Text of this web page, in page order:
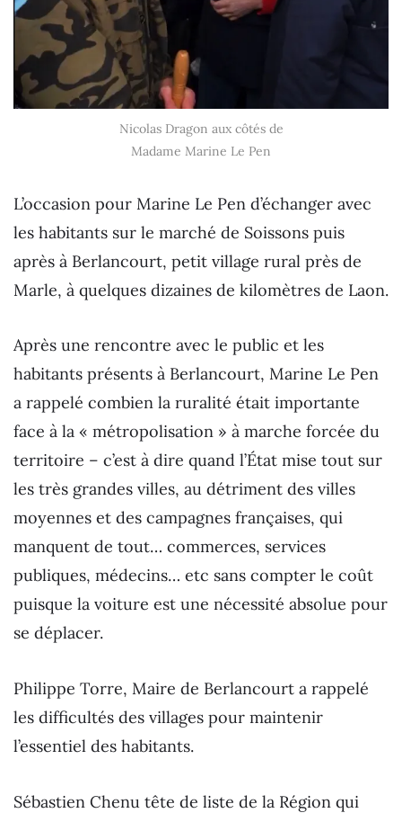
Nicolas Dragon aux côtés de
Madame Marine Le Pen
L’occasion pour Marine Le Pen d’échanger avec
les habitants sur le marché de Soissons puis
après à Berlancourt, petit village rural près de
Marle, à quelques dizaines de kilomètres de Laon.
Après une rencontre avec le public et les
habitants présents à Berlancourt, Marine Le Pen
a rappelé combien la ruralité était importante
face à la « métropolisation » à marche forcée du
territoire – c’est à dire quand l’État mise tout sur
les très grandes villes, au détriment des villes
moyennes et des campagnes françaises, qui
manquent de tout… commerces, services
publiques, médecins… etc sans compter le coût
puisque la voiture est une nécessité absolue pour
se déplacer.
Philippe Torre, Maire de Berlancourt a rappelé
les difficultés des villages pour maintenir
l’essentiel des habitants.
Sébastien Chenu tête de liste de la Région qui